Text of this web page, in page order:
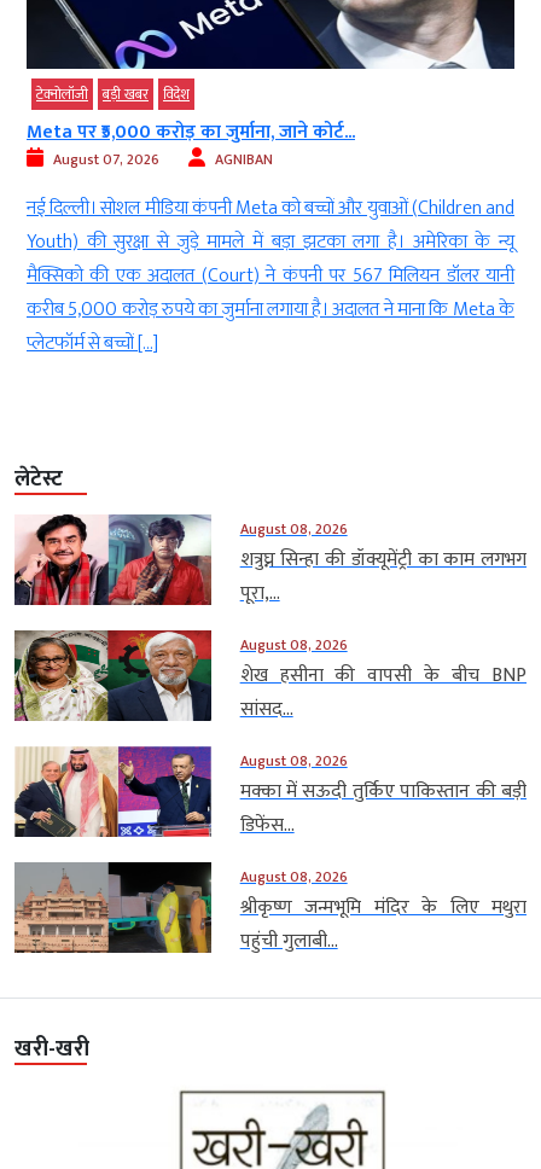
टेक्‍नोलॉजी बड़ी खबर विदेश
Meta पर ₹5,000 करोड़ का जुर्माना, जाने कोर्ट...
August 07, 2026 AGNIBAN
नई दिल्ली। सोशल मीडिया कंपनी Meta को बच्चों और युवाओं (Children and
Youth) की सुरक्षा से जुड़े मामले में बड़ा झटका लगा है। अमेरिका के न्यू
मैक्सिको की एक अदालत (Court) ने कंपनी पर 567 मिलियन डॉलर यानी
करीब 5,000 करोड़ रुपये का जुर्माना लगाया है। अदालत ने माना कि Meta के
प्लेटफॉर्म से बच्चों […]
लेटेस्ट
August 08, 2026
शत्रुघ्न सिन्हा की डॉक्यूमेंट्री का काम लगभग
पूरा,...
August 08, 2026
शेख हसीना की वापसी के बीच BNP
सांसद...
August 08, 2026
मक्का में सऊदी तुर्किए पाकिस्तान की बड़ी
डिफेंस...
August 08, 2026
श्रीकृष्ण जन्मभूमि मंदिर के लिए मथुरा
पहुंची गुलाबी...
खरी-खरी